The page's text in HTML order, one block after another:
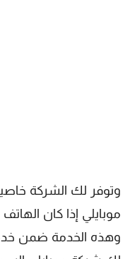
وتوفر لك الشركة
موبايلي إذا كان
وهذه الخدمة ضمن